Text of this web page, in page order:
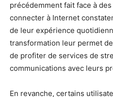
précédemment fait face à
connecter à Internet
de leur expérience
transformation leur permet
de profiter de services de
communications avec leurs
En revanche, certains